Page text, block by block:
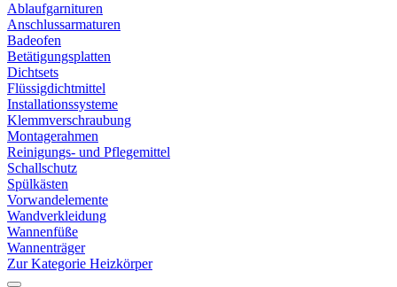
Ablaufgarnituren
Anschlussarmaturen
Badeofen
Betätigungsplatten
Dichtsets
Flüssigdichtmittel
Installationssysteme
Klemmverschraubung
Montagerahmen
Reinigungs- und Pflegemittel
Schallschutz
Spülkästen
Vorwandelemente
Wandverkleidung
Wannenfüße
Wannenträger
Zur Kategorie Heizkörper